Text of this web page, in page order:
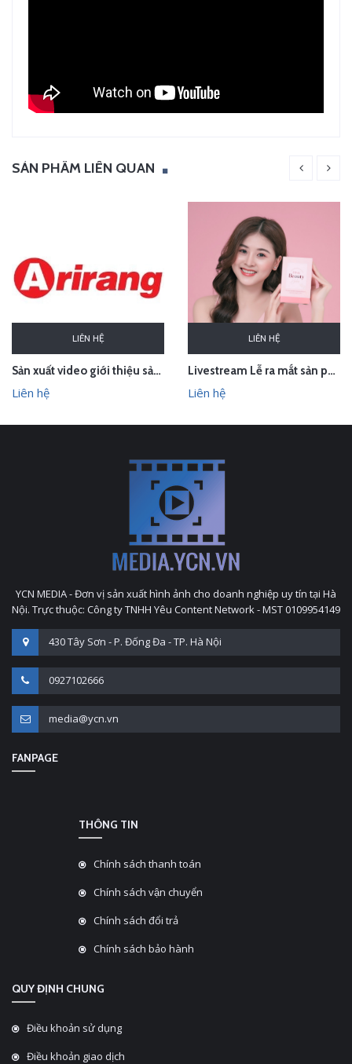
SẢN PHẨM LIÊN QUAN
LIÊN HỆ
Sản xuất video giới thiệu sản phẩm Audio Âm thanh Arirang Vietnam
Liên hệ
LIÊN HỆ
Livestream Lễ ra mắt sản phẩm Pink Beauty Herbs
Liên hệ
YCN MEDIA - Đơn vị sản xuất hình ảnh cho doanh nghiệp uy tín tại Hà
Nội. Trực thuộc: Công ty TNHH Yêu Content Network - MST 0109954149
430 Tây Sơn - P. Đống Đa - TP. Hà Nội
0927102666
media@ycn.vn
FANPAGE
THÔNG TIN
Chính sách thanh toán
Chính sách vận chuyển
Chính sách đổi trả
Chính sách bảo hành
QUY ĐỊNH CHUNG
Điều khoản sử dụng
Điều khoản giao dịch